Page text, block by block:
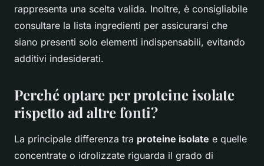
rappresenta una scelta valida. Inoltre, è consigliabile
consultare la lista ingredienti per assicurarsi che
siano presenti solo elementi indispensabili, evitando
additivi indesiderati.
Perché optare per proteine isolate
rispetto ad altre fonti?
La principale differenza tra proteine isolate e quelle
concentrate o idrolizzate riguarda il grado di